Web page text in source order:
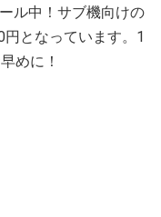
ル中！サブ機向けの
となっています。1
めに！